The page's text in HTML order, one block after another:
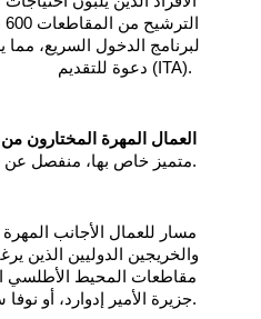
دعوة للتقديم (ITA).
العمال المهرة المختارون من
مسار للعمال الأجانب المهرة